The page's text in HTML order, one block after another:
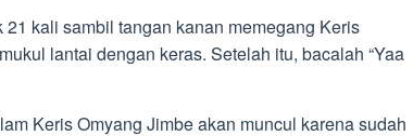
kali sambil tangan kanan memegang Keris
lantai dengan keras. Setelah itu, bacalah “Yaa
Keris Omyang Jimbe akan muncul karena sudah